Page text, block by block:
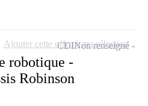
robotique -
Robinson
CDINon renseigné
Ajouter cette offre à ma sélection